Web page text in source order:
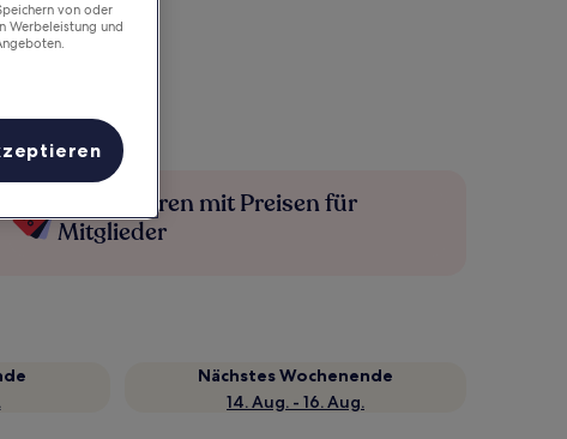
Mehr sparen mit Preisen für
Mitglieder
Nächstes Wochenende
14. Aug. - 16. Aug.
von oder
Werbeleistung und